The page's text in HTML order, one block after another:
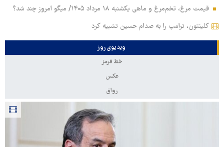
قیمت مرغ، تخم‌مرغ و ماهی یکشنبه ۱۸ مرداد ۱۴۰۵/ میگو امروز چند شد؟
کلینتون، ترامپ را به صدام حسین تشبیه کرد
ویدیوی روز
خط قرمز
عکس
رواق